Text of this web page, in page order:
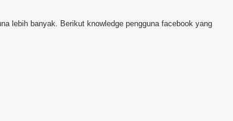
lebih banyak. Berikut knowledge pengguna facebook yang